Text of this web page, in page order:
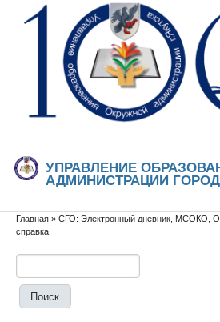
Перейти к основному содержанию
Skip to search
УПРАВЛЕНИЕ
АДМИНИСТРАЦИИ
Вы здесь
Главная » СГО: Электронный дневник, МСОКО,
справка